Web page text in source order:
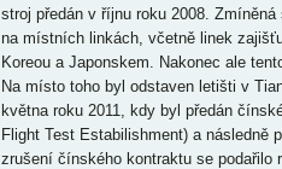
stroj předán v říjnu roku 2008.
na místních linkách, včetně linek
Koreou a Japonskem. Nakonec ale
Na místo toho byl odstaven letišti v
května roku 2011, kdy byl předán
Flight Test Estabilishment) a následně
zrušení čínského kontraktu se podařilo